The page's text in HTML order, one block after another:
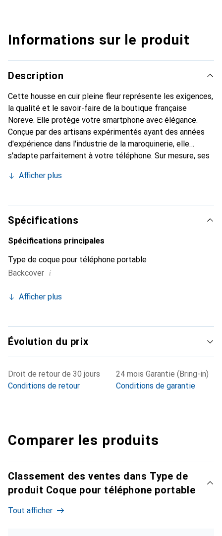
Informations sur le produit
Description
Cette housse en cuir pleine fleur représente les exigences,
la qualité et le savoir-faire de la boutique française
Noreve. Elle protège votre smartphone avec élégance.
Conçue par des artisans expérimentés ayant des années
d'expérience dans l'industrie de la maroquinerie, elle
s'adapte parfaitement à votre téléphone. Sur mesure, ses
Elle devient l'accessoire chic et indispensable pour votre
produits de haute qualité, la marque Noreve est un choix
fiable pour une clientèle exigeante.
Afficher plus
Spécifications
Spécifications principales
Type de coque pour téléphone portable
Backcover i
Afficher plus
Évolution du prix
Droit de retour de 30 jours
Conditions de retour
24 mois Garantie (Bring-in)
Conditions de garantie
Comparer les produits
Classement des ventes dans Type de
produit Coque pour téléphone portable
Tout afficher